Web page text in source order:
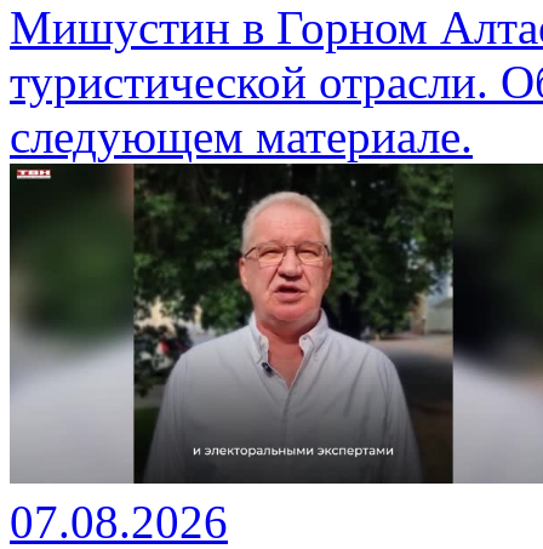
Мишустин в Горном
туристической отрасли.
следующем материале.
07.08.2026